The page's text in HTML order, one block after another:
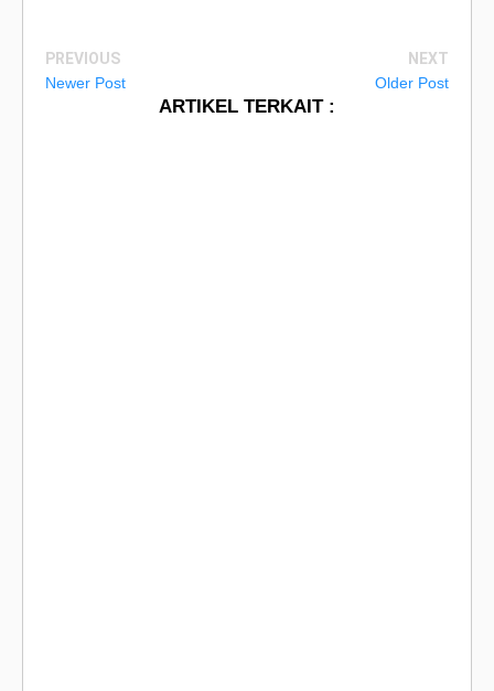
PREVIOUS
Newer Post
NEXT
Older Post
ARTIKEL TERKAIT :